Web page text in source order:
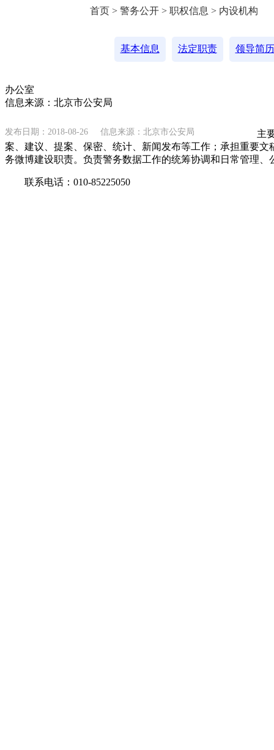
首页 > 警务公开 > 职权信息 > 内设机构
基本信息 法定职责 领导简历
办公室
信息来源：北京市公安局
发布日期：2018-08-26 信息来源：北京市公安局
主要
案、建议、提案、保密、统计、新闻发布等工作；承担重要
务微博建设职责。负责警务数据工作的统筹协调和日常管理
联系电话：010-85225050